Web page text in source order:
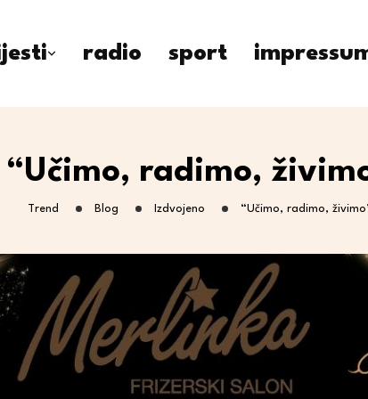
radio sport
“Učimo, radimo,
Trend Blog Izdvojeno “Učimo, radimo,